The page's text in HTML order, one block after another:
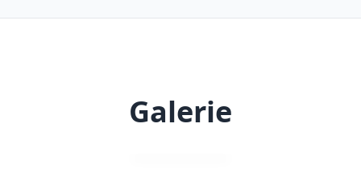
Galerie